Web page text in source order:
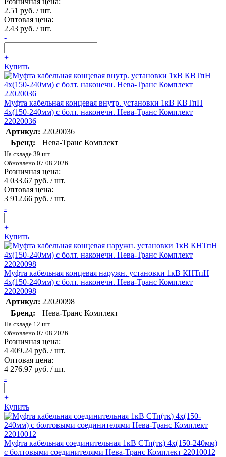
2.51 руб. / шт.
Оптовая цена:
2.43 руб. / шт.
-
+
Купить
Муфта кабельная концевая внутр. установки 1кВ КВТпН
4х(150-240мм) с болт. наконечн. Нева-Транс Комплект
22020036
Артикул: 22020036
Бренд:
Нева-Транс Комплект
На складе 39 шт.
Обновлено 07.08.2026
Розничная цена:
4 033.67 руб. / шт.
Оптовая цена:
3 912.66 руб. / шт.
-
+
Купить
Муфта кабельная концевая наружн. установки 1кВ КНТпН
4х(150-240мм) с болт. наконечн. Нева-Транс Комплект
22020098
Артикул: 22020098
Бренд:
Нева-Транс Комплект
На складе 12 шт.
Обновлено 07.08.2026
Розничная цена:
4 409.24 руб. / шт.
Оптовая цена:
4 276.97 руб. / шт.
-
+
Купить
Муфта кабельная соединительная 1кВ СТп(тк) 4х(150-240мм)
с болтовыми соединителями Нева-Транс Комплект 22010012